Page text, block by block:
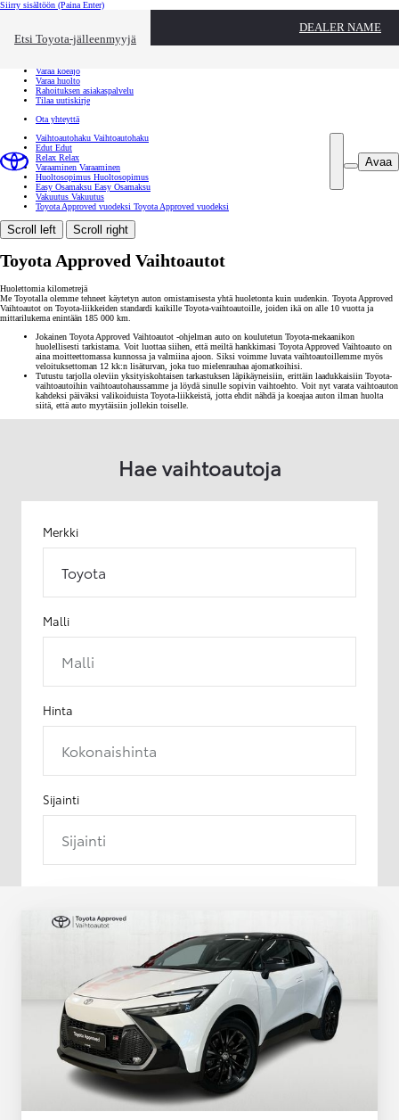
Siirry sisältöön (Paina Enter)
Etsi Toyota-jälleenmyyjä
DEALER NAME
Toyota palvelee Sulje
Varaa koeajo
Varaa huolto
Rahoituksen asiakaspalvelu
Tilaa uutiskirje
Ota yhteyttä
Avaa
Vaihtoautohaku Vaihtoautohaku
Edut Edut
Relax Relax
Varaaminen Varaaminen
Huoltosopimus Huoltosopimus
Easy Osamaksu Easy Osamaksu
Vakuutus Vakuutus
Toyota Approved vuodeksi Toyota Approved vuodeksi
Scroll left Scroll right
Toyota Approved Vaihtoautot
Huolettomia kilometrejä
Me Toyotalla olemme tehneet käytetyn auton omistamisesta yhtä huoletonta kuin uudenkin. Toyota Approved
Vaihtoautot on Toyota-liikkeiden standardi kaikille Toyota-vaihtoautoille, joiden ikä on alle 10 vuotta ja
mittarilukema enintään 185 000 km.
Jokainen Toyota Approved Vaihtoautot -ohjelman auto on koulutetun Toyota-mekaanikon
huolellisesti tarkistama. Voit luottaa siihen, että meiltä hankkimasi Toyota Approved Vaihtoauto on
aina moitteettomassa kunnossa ja valmiina ajoon. Siksi voimme luvata vaihtoautoillemme myös
veloituksettoman 12 kk:n lisäturvan, joka tuo mielenrauhaa ajomatkoihisi.
Tutustu tarjolla oleviin yksityiskohtaisen tarkastuksen läpikäyneisiin, erittäin laadukkaisiin Toyota-
vaihtoautoihin vaihtoautohaussamme ja löydä sinulle sopivin vaihtoehto. Voit nyt varata vaihtoauton
kahdeksi päiväksi valikoiduista Toyota-liikkeistä, jotta ehdit nähdä ja koeajaa auton ilman huolta
siitä, että auto myytäisiin jollekin toiselle.
Hae vaihtoautoja
Merkki
Toyota
Malli
Malli
Hinta
Kokonaishinta
Sijainti
Sijainti